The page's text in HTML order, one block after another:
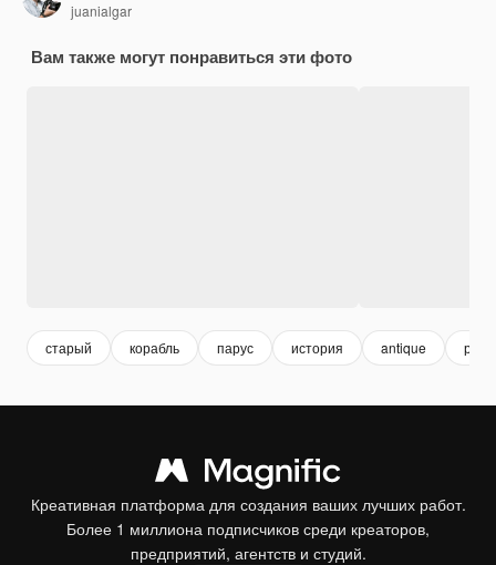
juanialgar
Вам также могут понравиться эти фото
старый корабль парус история antique
Креативная платформа для создания ваших лучших работ.
Более 1 миллиона подписчиков среди креаторов,
предприятий, агентств и студий.